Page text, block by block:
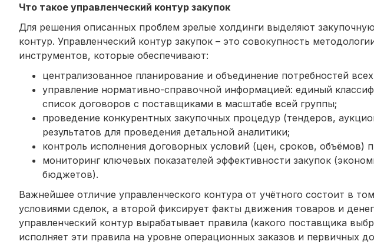
Что такое управленческий контур закупок
Для решения описанных проблем зрелые холдинги выделяют
контур. Управленческий контур закупок – это совокупность
инструментов, которые обеспечивают:
централизованное планирование и объединение потребностей
управление нормативно-справочной информацией: единый
список договоров с поставщиками в масштабе всей группы;
проведение конкурентных закупочных процедур (тендеров,
результатов для проведения детальной аналитики;
контроль исполнения договорных условий (цен, сроков, объёмов)
мониторинг ключевых показателей эффективности закупок
бюджетов).
Важнейшее отличие управленческого контура от учётного состоит в
условиями сделок, а второй фиксирует факты движения товаров и
управленческий контур вырабатывает правила (какого поставщика
исполняет эти правила на уровне операционных заказов и первичных